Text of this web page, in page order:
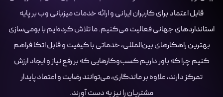
قابل اعتماد برای کاربران ایرانی و ارائه خدمات میزبانی وب بر پایه
استانداردهای جهانی فعالیت می‌کنیم. ما تلاش کرده‌ایم با بومی‌سازی
بهترین راهکارهای بین‌المللی، خدماتی با کیفیت و قابل اتکا فراهم
کنیم چرا که باور داریم کسب‌وکارهایی که بر رفع نیاز و ایجاد ارزش
تمرکز دارند، علاوه بر ماندگاری، می‌توانند رضایت و اعتماد پایدار
مشتریان را نیز به دست آورند.